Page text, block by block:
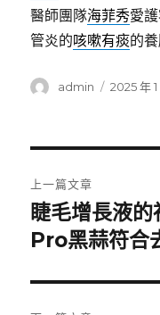
醫師團隊海菲秀愛
管炎的咳嗽有痰的
作
admin
發
2025 年 1
章
導
覽
上一篇文章
上
一
文
章:
睫毛增長液
Pro黑蒜符合